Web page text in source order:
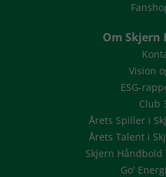
Om Skjern
Vision
ESG-
Club
Årets Spiller i
Årets Talent i
Skjern
Go'